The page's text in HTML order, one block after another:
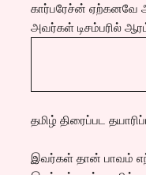
கார்பரேச்ன் ஏற்கனவே
அவர்கள் டிசம்பரில்
தமிழ் திரைப்பட
இவர்கள் தான் பாவம்